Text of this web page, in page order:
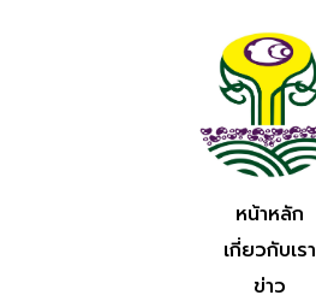
หน้าหลัก
เกี่ยวกับเรา
ข่าว